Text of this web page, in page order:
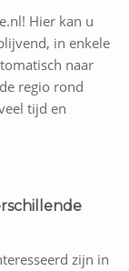
Hier kan u
in enkele
naar
regio rond
tijd en
zijn in